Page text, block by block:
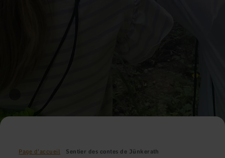
Page d'accueil Sentier des contes de Jünkerath